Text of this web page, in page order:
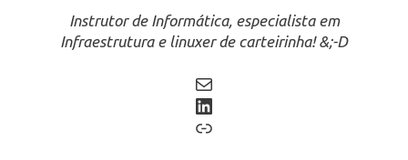
Instrutor de Informática, especialista em
Infraestrutura e linuxer de carteirinha! &;-D
Mail
LinkedIn
Link